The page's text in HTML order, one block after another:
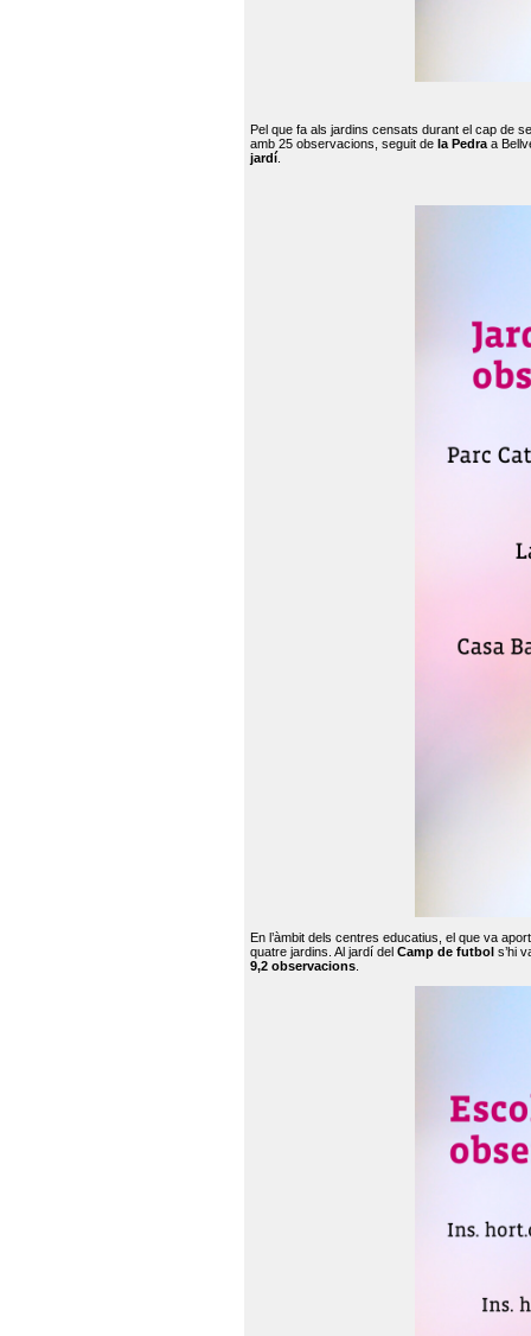
Pel que fa als jardins censats durant el cap de
amb 25 observacions, seguit de la Pedra a
jardí
En l’àmbit dels centres educatius, el que va
quatre jardins. Al jardí del Camp de futbol s’hi
9,2 observacions